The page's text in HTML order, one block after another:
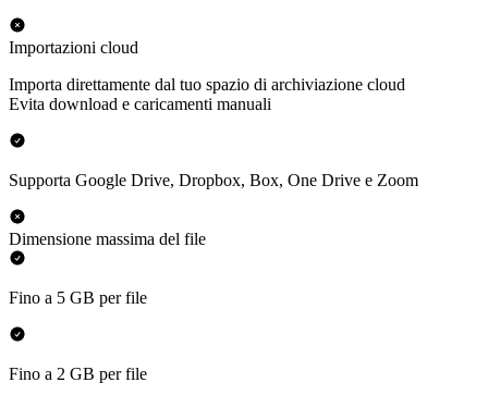
Importazioni cloud
Importa direttamente dal tuo spazio di archiviazione cloud
Evita download e caricamenti manuali
Supporta Google Drive, Dropbox, Box, One Drive e Zoom
Dimensione massima del file
Fino a 5 GB per file
Fino a 2 GB per file